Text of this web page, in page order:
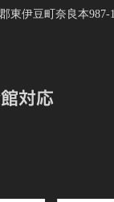
東伊豆町奈良本987-1